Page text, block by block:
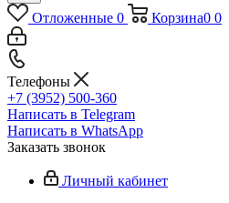
Отложенные 0 Корзина0 0
Телефоны
+7 (3952) 500-360
Написать в Telegram
Написать в WhatsApp
Заказать звонок
Личный кабинет